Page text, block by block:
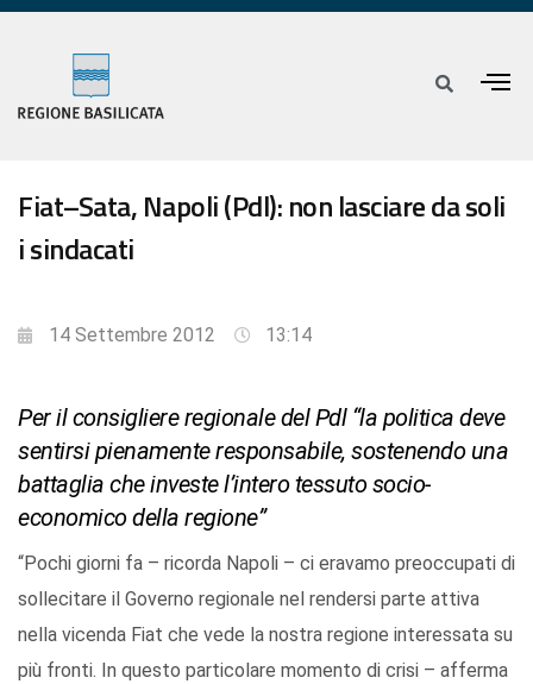
Fiat–Sata, Napoli (Pdl): non lasciare da soli
i sindacati
14 Settembre 2012 13:14
Per il consigliere regionale del Pdl “la politica deve
sentirsi pienamente responsabile, sostenendo una
battaglia che investe l’intero tessuto socio-
economico della regione”
“Pochi giorni fa – ricorda Napoli – ci eravamo preoccupati di
sollecitare il Governo regionale nel rendersi parte attiva
nella vicenda Fiat che vede la nostra regione interessata su
più fronti. In questo particolare momento di crisi – afferma